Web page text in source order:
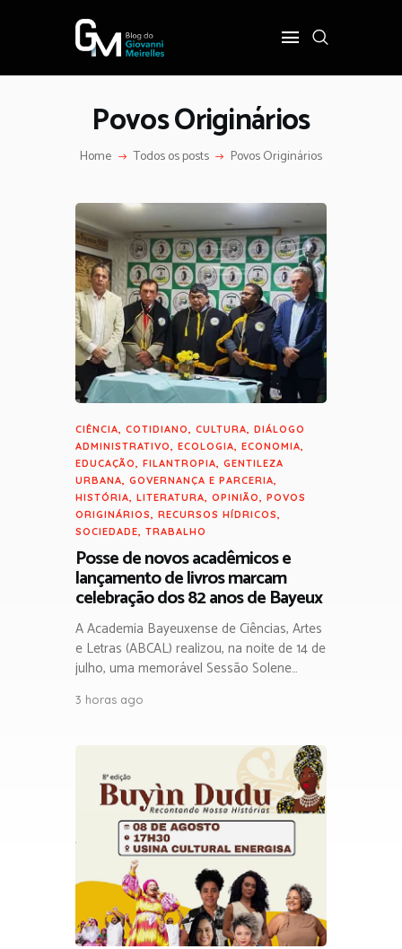
Povos Originários
Home Todos os posts Povos Originários
INÍCIO
POLÍTICA
OPINIÃO
PODER
SOBRE
CIÊNCIA, COTIDIANO, CULTURA, DIÁLOGO
ADMINISTRATIVO, ECOLOGIA, ECONOMIA,
EDUCAÇÃO, FILANTROPIA, GENTILEZA
URBANA, GOVERNANÇA E PARCERIA,
HISTÓRIA, LITERATURA, OPINIÃO, POVOS
ORIGINÁRIOS, RECURSOS HÍDRICOS,
SOCIEDADE, TRABALHO
Posse de novos acadêmicos e
lançamento de livros marcam
celebração dos 82 anos de Bayeux
A Academia Bayeuxense de Ciências, Artes
e Letras (ABCAL) realizou, na noite de 14 de
julho, uma memorável Sessão Solene…
3 horas ago